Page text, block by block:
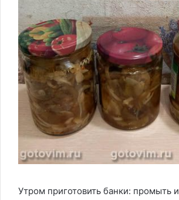
Утром приготовить банки: промыть и